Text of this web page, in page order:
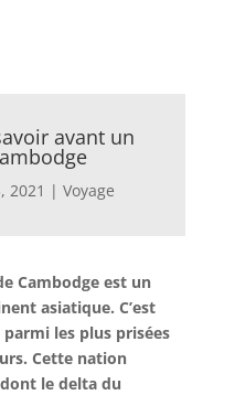
avant un
2021 | Voyage
Cambodge est un
asiatique. C’est
les plus prisées
Cette nation
le delta du